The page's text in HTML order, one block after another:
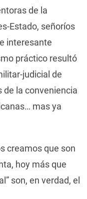
de la
Estado, señoríos
interesante
práctico resultó
judicial de
de la conveniencia
mas ya
creamos que son
hoy más que
son, en verdad, el